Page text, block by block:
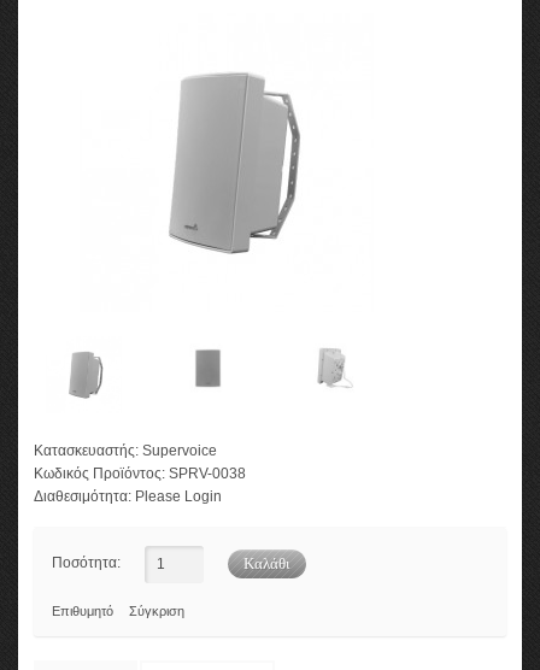
Κατασκευαστής: Supervoice
Κωδικός Προϊόντος: SPRV-0038
Διαθεσιμότητα: Please Login
Ποσότητα:
Επιθυμητό Σύγκριση